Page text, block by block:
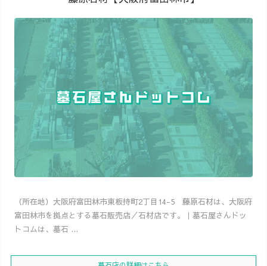
（所在地）大阪府富田林市東板持町2丁目14-5 藤原石材は、大阪府
富田林市を拠点とする墓石販売店／石材店です。｜墓石屋さんドッ
トコムは、墓石 ...